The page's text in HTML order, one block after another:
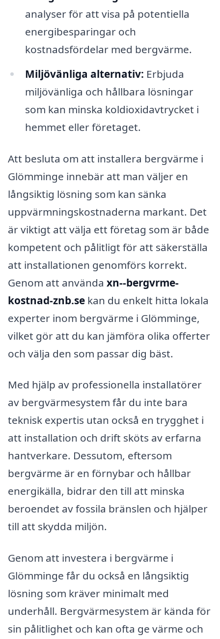
analyser för att visa på potentiella
energibesparingar och
kostnadsfördelar med bergvärme.
Miljövänliga alternativ: Erbjuda
miljövänliga och hållbara lösningar
som kan minska koldioxidavtrycket i
hemmet eller företaget.
Att besluta om att installera bergvärme i
Glömminge innebär att man väljer en
långsiktig lösning som kan sänka
uppvärmningskostnaderna markant. Det
är viktigt att välja ett företag som är både
kompetent och pålitligt för att säkerställa
att installationen genomförs korrekt.
Genom att använda xn--bergvrme-
kostnad-znb.se kan du enkelt hitta lokala
experter inom bergvärme i Glömminge,
vilket gör att du kan jämföra olika offerter
och välja den som passar dig bäst.
Med hjälp av professionella installatörer
av bergvärmesystem får du inte bara
teknisk expertis utan också en trygghet i
att installation och drift sköts av erfarna
hantverkare. Dessutom, eftersom
bergvärme är en förnybar och hållbar
energikälla, bidrar den till att minska
beroendet av fossila bränslen och hjälper
till att skydda miljön.
Genom att investera i bergvärme i
Glömminge får du också en långsiktig
lösning som kräver minimalt med
underhåll. Bergvärmesystem är kända för
sin pålitlighet och kan ofta ge värme och